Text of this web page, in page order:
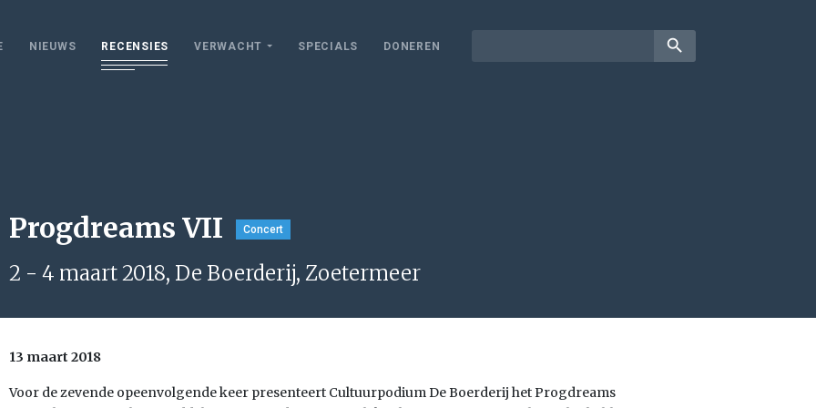
NIEUWS RECENSIES VERWACHT SPECIALS DONEREN search
Progdreams VII Concert
2 - 4 maart 2018, De Boerderij, Zoetermeer
13 maart 2018
Voor de zevende opeenvolgende keer presenteert Cultuurpodium De Boerderij het Progdreams